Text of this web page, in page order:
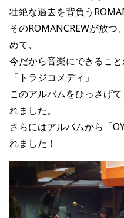
壮絶な過去を背負う
そのROMANCREWが放つ
めて、
今だから音楽にできるこ
「トラジコメディ」
このアルバムをひっさげ
れました。
さらにはアルバムから「
れました！